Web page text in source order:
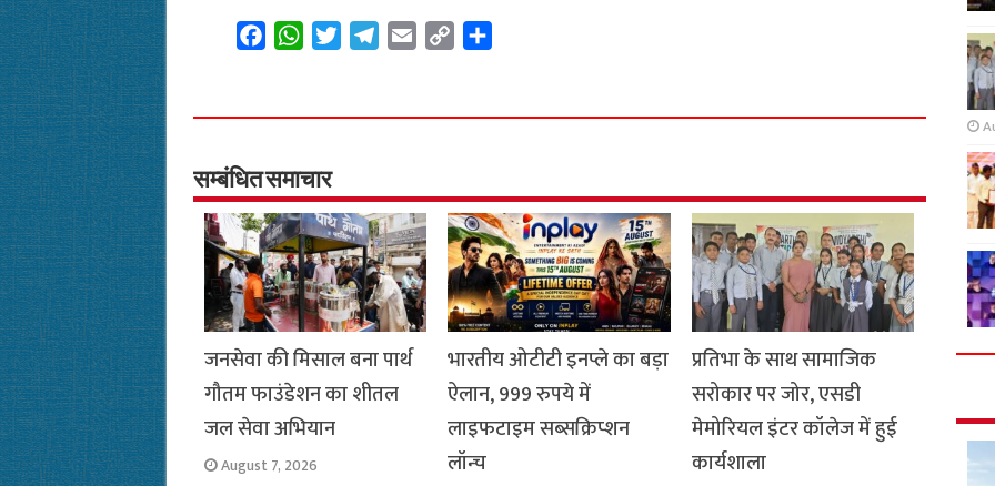
e
o
o
k
W
t
A
p
p
t
r
e
a
m
i
y
n
k
r
सम्बंधित समाचार
जनसेवा की मिसाल बना पार्थ
गौतम फाउंडेशन का शीतल
जल सेवा अभियान
August 7, 2026
भारतीय ओटीटी इनप्ले का बड़ा
ऐलान, 999 रुपये में
लाइफटाइम सब्सक्रिप्शन
लॉन्च
प्रतिभा के साथ सामाजिक
सरोकार पर जोर, एसडी
मेमोरियल इंटर कॉलेज में हुई
कार्यशाला